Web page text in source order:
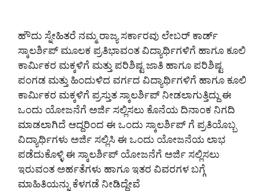
ಹೌದು ಸ್ನೇಹಿತರೆ ನಮ್ಮ ರಾಜ್ಯ ಸರ್ಕಾರವು ಲೇಬರ್ ಕಾರ್ಡ್
ಸ್ಕಾಲರ್ಶಿಪ್ ಮೂಲಕ ಪ್ರತಿಭಾವಂತ ವಿದ್ಯಾರ್ಥಿಗಳಿಗೆ ಹಾಗೂ ಕೂಲಿ
ಕಾರ್ಮಿಕರ ಮಕ್ಕಳಿಗೆ ಮತ್ತು ಪರಿಶಿಷ್ಟ ಜಾತಿ ಹಾಗೂ ಪರಿಶಿಷ್ಟ
ಪಂಗಡ ಮತ್ತು ಹಿಂದುಳಿದ ವರ್ಗದ ವಿದ್ಯಾರ್ಥಿಗಳಿಗೆ ಹಾಗೂ ಕೂಲಿ
ಕಾರ್ಮಿಕರ ಮಕ್ಕಳಿಗೆ ಪ್ರಸ್ತುತ ಸ್ಕಾಲರ್ಶಿಪ್ ನೀಡಲಾಗುತ್ತಿದ್ದು ಈ
ಒಂದು ಯೋಜನೆಗೆ ಅರ್ಜಿ ಸಲ್ಲಿಸಲು ಕೊನೆಯ ದಿನಾಂಕ ನಿಗದಿ
ಮಾಡಲಾಗಿದೆ ಆದ್ದರಿಂದ ಈ ಒಂದು ಸ್ಕಾಲರ್ಶಿಪ್ ಗೆ ಪ್ರತಿಯೊಬ್ಬ
ವಿದ್ಯಾರ್ಥಿಗಳು ಅರ್ಜಿ ಸಲ್ಲಿಸಿ ಈ ಒಂದು ಯೋಜನೆಯ ಲಾಭ
ಪಡೆದುಕೊಳ್ಳಿ ಈ ಸ್ಕಾಲರ್ಶಿಪ್ ಯೋಜನೆಗೆ ಅರ್ಜಿ ಸಲ್ಲಿಸಲು
ಇರುವಂತ ಅರ್ಹತೆಗಳು ಹಾಗೂ ಇತರ ವಿವರಗಳ ಬಗ್ಗೆ
ಮಾಹಿತಿಯನ್ನು ಕೆಳಗಡೆ ನೀಡಿದ್ದೇವೆ